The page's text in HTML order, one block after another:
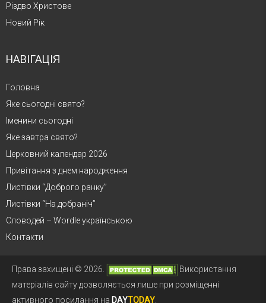
Різдво Христове
Новий Рік
НАВІГАЦІЯ
Головна
Яке сьогодні свято?
Іменини сьогодні
Яке завтра свято?
Церковний календар 2026
Привітання з днем народження
Листівки “Доброго ранку”
Листівки “На добраніч”
Словодей – Wordle українською
Контакти
Права захищені © 2026.
Використання
матеріалів сайту дозволяється лише при розміщенні
активного посилання на DAYTODAY.